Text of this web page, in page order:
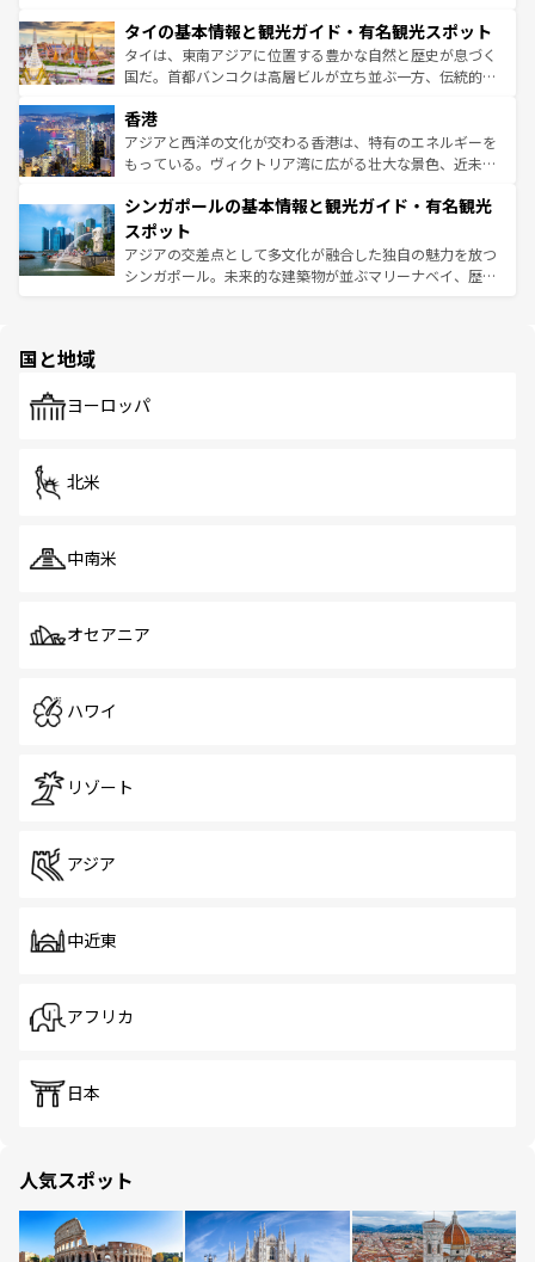
わってみてほしい。 なお、新着の韓国情報はコンテンツ一
覧 を参照してほしい。
急速な発展と共に伝統が息づく。ハノイの古い町並みやホ
ーチミン市のフランス統治時代の建物も、独特の雰囲気を
醸し出している。また、バラエティの豊かさとおいしさで
とつ。フォーやバインミー、ベトナムコーヒーなどは、ぜ
ひ現地で味わいたい。どの地域を訪れてもあたたかい人々
が旅行者を迎えてくれるので、きっと忘れられない旅にな
参照してほしい。
タイの基本情報と観光ガイド・有名観光スポット
タイは、東南アジアに位置する豊かな自然と歴史が息づく
国だ。首都バンコクは高層ビルが立ち並ぶ一方、伝統的な
の活気が交差している。北部ではチェンマイなどの山岳地
帯で自然と触れ合い、南部ではプーケットやクラビの美し
いビーチでリゾート気分を楽しむことができる。タイ料理
激する。気候は一年中温暖で、どの季節にも異なる楽しみ
が待っている。親しみやすいタイの人々、仏教を中心とし
た文化、そして多様な観光資源が、訪れる旅人を魅了し続
ける。 なお、新着のタイ情報はコンテンツ一覧を参照して
香港
アジアと西洋の文化が交わる香港は、特有のエネルギーを
もっている。ヴィクトリア湾に広がる壮大な景色、近未来
み、どこを訪れても感動するはず。観光スポットが密集し
ており、効率よく見どころを回れるのも魅力。息をのむよ
うな絶景から文化的な体験まで、香港を存分に楽しみ尽く
そう。 なお、新着の香港情報はコンテンツ一覧を参照して
シンガポールの基本情報と観光ガイド・有名観光
スポット
アジアの交差点として多文化が融合した独自の魅力を放つ
シンガポール。未来的な建築物が並ぶマリーナベイ、歴史
で、ホーカーズは地元の風情を楽しめる外せないスポット
国と地域
ヨーロッパ
北米
中南米
オセアニア
ハワイ
リゾート
アジア
中近東
アフリカ
日本
人気スポット